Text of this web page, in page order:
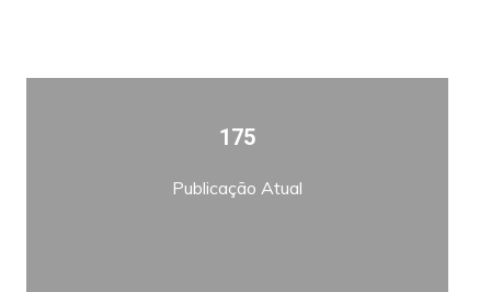
175
Publicação Atual